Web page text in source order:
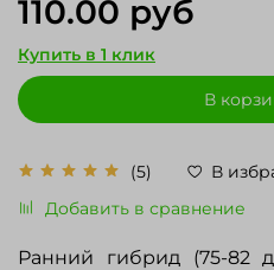
(5)
В
Добавить в сравнение
110.00 руб
Купить в 1 клик
В
Ранний гибрид (75-82